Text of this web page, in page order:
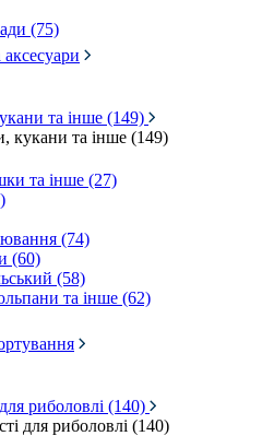
(75)
аксесуари
та інше (149)
кукани та інше (149)
та інше (27)
(74)
(60)
(58)
та інше (62)
риболовлі (140)
для риболовлі (140)